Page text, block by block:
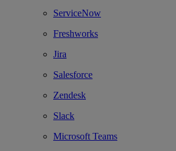
ServiceNow
Freshworks
Jira
Salesforce
Zendesk
Slack
Microsoft Teams